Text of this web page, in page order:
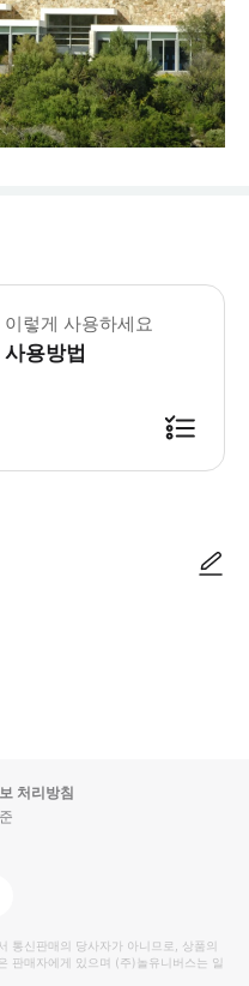
곤오네 아쿠아리움 월요일-일요
어, 거북이, 흰동가리, 만타 가오
이렇게 사용하세요
사용방법
처리방침
통신판매의 당사자가 아니므로, 상품의
판매자에게 있으며 (주)놀유니버스는 일